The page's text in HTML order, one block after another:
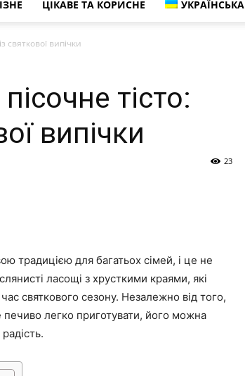
ЦІКАВЕ ТА КОРИСНЕ УКРАЇНСЬКА
святкової випічки
тісто:
випічки
23
традицією для багатьох сімей, і це не
ласощі з хрусткими краями, які
святкового сезону. Незалежно від того,
печиво легко приготувати, його можна